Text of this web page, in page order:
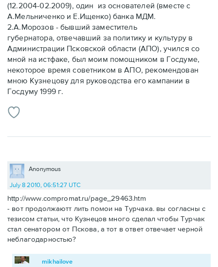
(12.2004-02.2009), один из основателей (вместе с
А.Мельниченко и Е.Ищенко) банка МДМ.
2.А.Морозов - бывший заместитель
губернатора, отвечавший за политику и культуру в
Администрации Псковской области (АПО), учился со
мной на истфаке, был моим помощником в Госдуме,
некоторое время советником в АПО, рекомендован
мною Кузнецову для руководства его кампании в
Госдуму 1999 г.
Anonymous
July 8 2010, 06:51:27 UTC
http://www.compromat.ru/page_29463.htm
- вот продолжаютт лить помои на Турчака. вы согласны с
тезисом статьи, что Кузнецов много сделал чтобы Турчак
стал сенатором от Пскова, а тот в ответ отвечает черной
неблагодарностью?
mikhailove